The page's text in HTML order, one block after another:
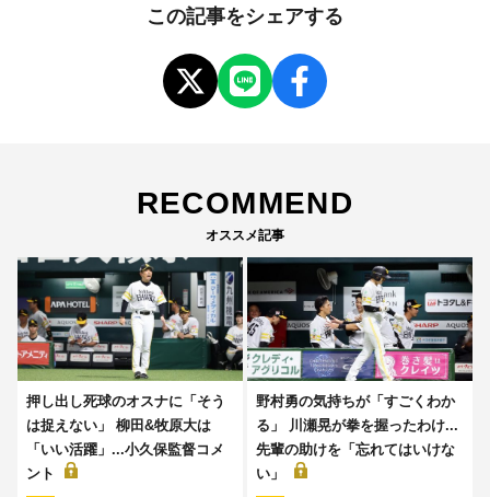
この記事をシェアする
RECOMMEND
オススメ記事
押し出し死球のオスナに「そう
は捉えない」 柳田&牧原大は
「いい活躍」...小久保監督コメ
ント
野村勇の気持ちが「すごくわか
る」 川瀬晃が拳を握ったわけ...
先輩の助けを「忘れてはいけな
い」